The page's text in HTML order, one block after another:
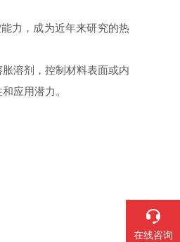
力，成为近年来研究的热
溶剂，控制材料表面或内
应用潜力。
在线咨询